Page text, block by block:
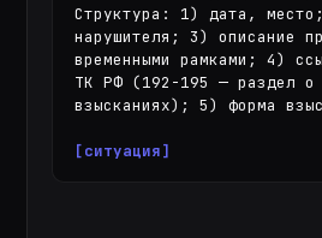
Структура: 1) дата,
нарушителя; 3) описание
временными рамками; 4)
ТК РФ (192-195 — раздел о
взысканиях); 5) форма
[ситуация]